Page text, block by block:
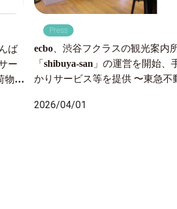
ば
ー
物の
Press
ecbo、渋谷フクラスの観光案内
「shibuya-san」の運営を開始、
かりサービス等を提供 〜東急不
る施設にて 手荷物課題を解決し
2026/04/01